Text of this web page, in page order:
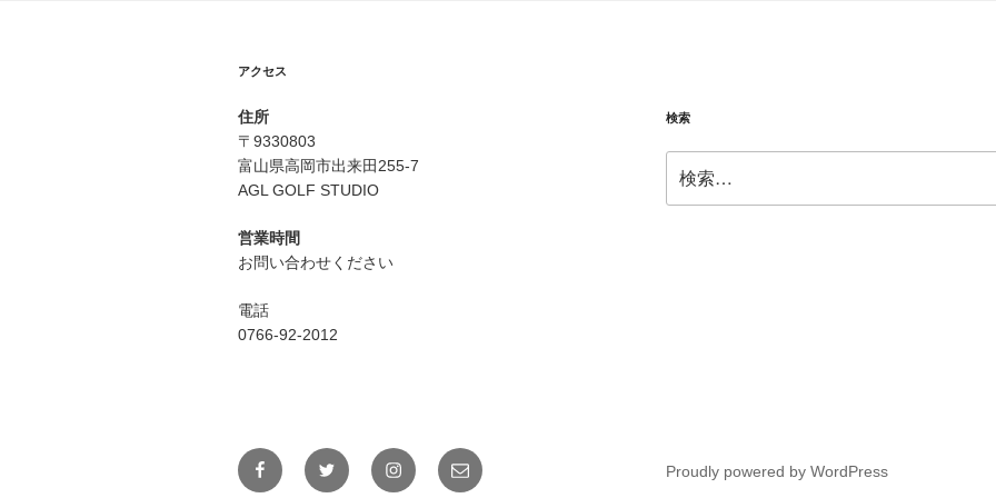
アクセス
住所
〒9330803
富山県高岡市出来田255-7
AGL GOLF STUDIO
営業時間
お問い合わせください
電話
0766-92-2012
検索
索:
FacebookTwitter Instagramメ
ー
Proudly powered by WordPress